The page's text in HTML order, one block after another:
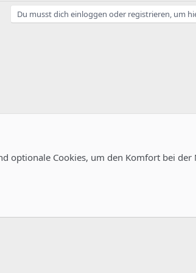
Du musst dich einloggen oder registrieren, um
optionale Cookies, um den Komfort bei der